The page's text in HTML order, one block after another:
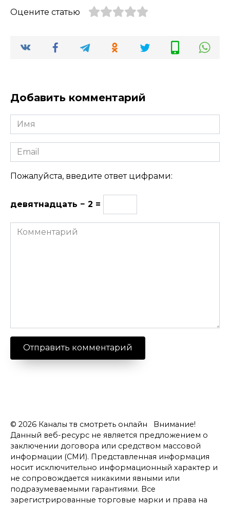
Оцените статью
Добавить комментарий
Имя
Email
Пожалуйста, введите ответ цифрами:
девятнадцать − 2 =
Комментарий
© 2026 Каналы тв смотреть онлайн Внимание!
Данный веб-ресурс не является предложением о
заключении договора или средством массовой
информации (СМИ). Представленная информация
носит исключительно информационный характер и
не сопровождается никакими явными или
подразумеваемыми гарантиями. Все
зарегистрированные торговые марки и права на